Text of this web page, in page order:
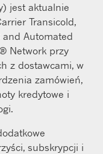
jest aktualnie
Transicold,
and Automated
Network przy
z dostawcami, w
zamówień,
kredytowe i
subskrypcji i